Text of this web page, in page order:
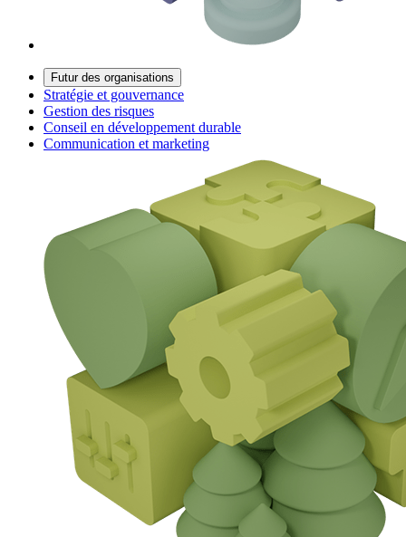
Futur des organisations
Stratégie et gouvernance
Gestion des risques
Conseil en développement durable
Communication et marketing